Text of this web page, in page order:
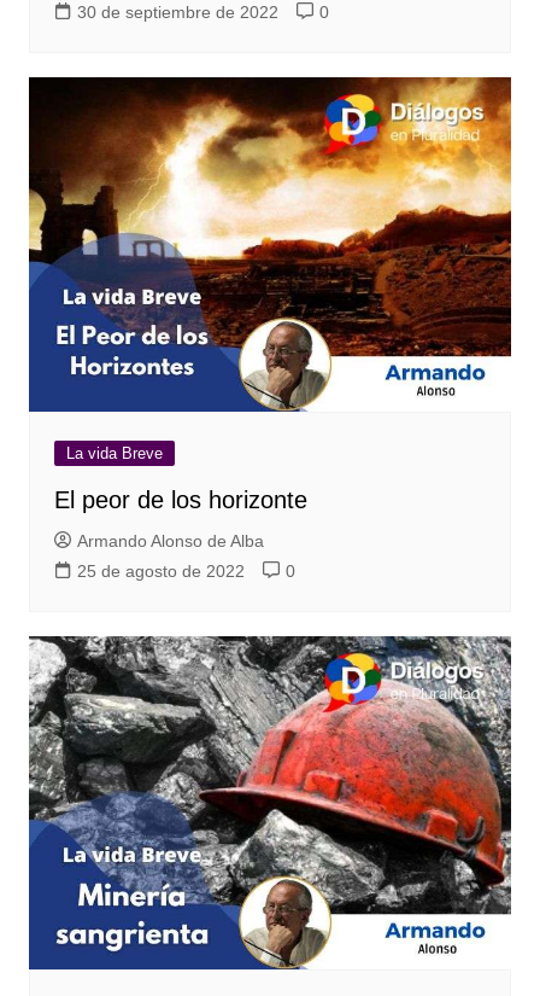
30 de septiembre de 2022
0
La vida Breve
El peor de los horizonte
Armando Alonso de Alba
25 de agosto de 2022
0